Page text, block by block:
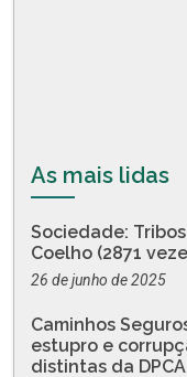
As mais lidas
Sociedade:
Coelho (2871
26 de junho de 2025
Caminhos
estupro e
distintas da